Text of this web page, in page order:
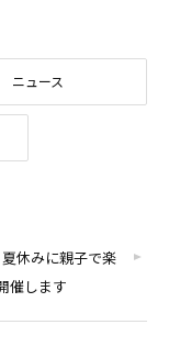
ニュース
休みに親子で楽
催します